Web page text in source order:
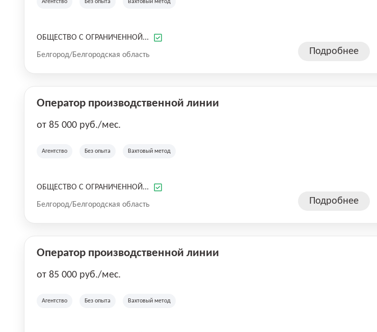
Давайте строить будущее вместе! Присоединяйтесь к Ориент Системс и
Агентство Без опыта Вахтовый метод
ОБЩЕСТВО С ОГРАНИЧЕННОЙ...
Белгород/Белгородская область Подробнее
Оператор производственной линии
от 85 000 руб./мес.
Агентство Без опыта Вахтовый метод
ОБЩЕСТВО С ОГРАНИЧЕННОЙ...
Белгород/Белгородская область Подробнее
Оператор производственной линии
от 85 000 руб./мес.
Агентство Без опыта Вахтовый метод